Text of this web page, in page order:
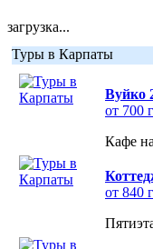
загрузка...
Туры в Карпаты
Вуйко
от 700
Кафе
от 840